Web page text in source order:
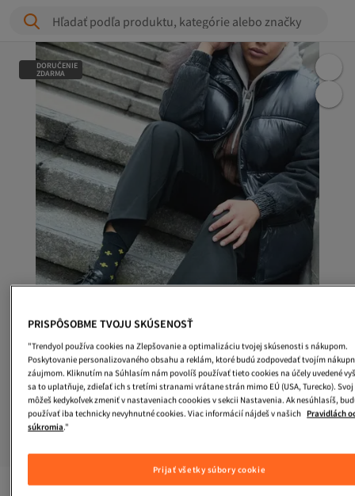
Hľadať podľa produktu, kategórie alebo značky
DORUČENIE
ZDARMA
Dr Martens21084001 3 Topánky na oči
PRISPÔSOBME TVOJU SKÚSENOSŤ
"Trendyol používa cookies na Zlepšovanie a optimalizáciu tvojej skúsenosti s nákupom.
Poskytovanie personalizovaného obsahu a reklám, ktoré budú zodpovedať tvojím
záujmom. Kliknutím na Súhlasím nám povolíš používať tieto cookies na účely uvedené
sa to uplatňuje, zdieľať ich s tretími stranami vrátane strán mimo EÚ (USA, Turecko).
môžeš kedykoľvek zmeniť v nastaveniach coookies v sekcii Nastavenia. Ak nesúhlasíš,
používať iba technicky nevyhnutné cookies. Viac informácií nájdeš v našich Pravidlách
súkromia."
Prijať všetky súbory cookie